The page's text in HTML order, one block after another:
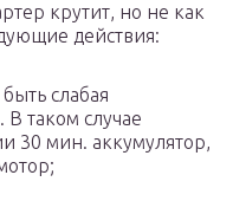
крутит, но не как
действия:
слабая
В таком случае
30 мин. аккумулятор,